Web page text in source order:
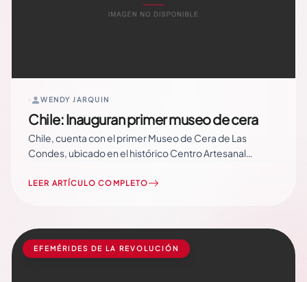
WENDY JARQUIN
Chile: Inauguran primer museo de cera
Chile, cuenta con el primer Museo de Cera de Las
Condes, ubicado en el histórico Centro Artesanal
medio de una controversia sobre sus dudosos aportes al
LEER ARTÍCULO COMPLETO
EFEMÉRIDES DE LA REVOLUCIÓN